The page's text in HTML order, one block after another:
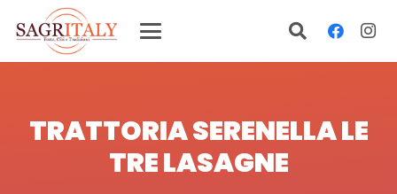
TRATTORIA SERENELLA LE
TRE LASAGNE